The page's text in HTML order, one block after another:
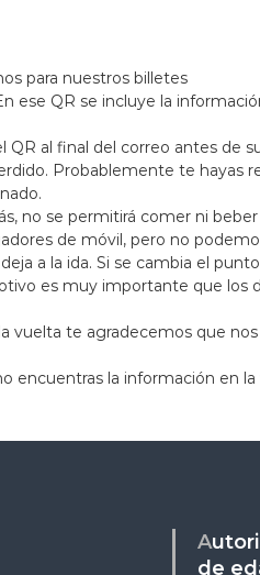
para nuestros billetes
ese QR se incluye la
al final del correo antes de
Probablemente te hayas
no se permitirá comer ni
de móvil, pero no
a la ida. Si se cambia el
es muy importante que los
vuelta te agradecemos que
encuentras la información en
Autorización de viaje para menores
de